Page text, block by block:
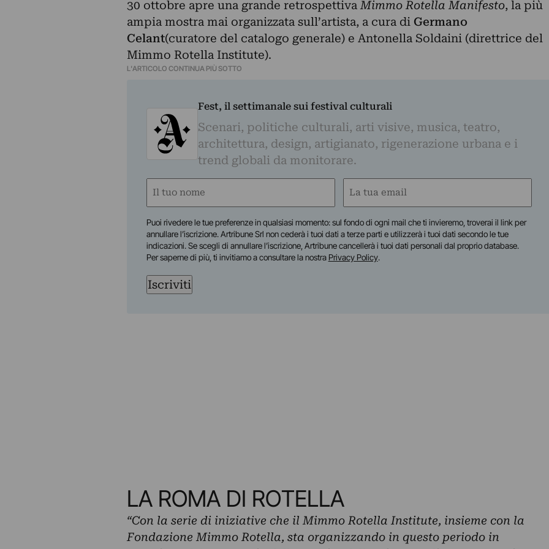
30 ottobre apre una grande retrospettiva Mimmo Rotella Manifesto, la più
ampia mostra mai organizzata sull’artista, a cura di Germano
Celant(curatore del catalogo generale) e Antonella Soldaini (direttrice del
Mimmo Rotella Institute).
L'ARTICOLO CONTINUA PIÙ SOTTO
Fest, il settimanale sui festival culturali
Scenari, politiche culturali, arti visive, musica, teatro,
architettura, design, artigianato, rigenerazione urbana e i
trend globali da monitorare.
Nome
Email
Puoi rivedere le tue preferenze in qualsiasi momento: sul fondo di ogni mail che ti invieremo, troverai il link per
annullare l’iscrizione. Artribune Srl non cederà i tuoi dati a terze parti e utilizzerà i tuoi dati secondo le tue
indicazioni. Se scegli di annullare l’iscrizione, Artribune cancellerà i tuoi dati personali dal proprio database.
Per saperne di più, ti invitiamo a consultare la nostra Privacy Policy.
Iscriviti
LA ROMA DI ROTELLA
“Con la serie di iniziative che il Mimmo Rotella Institute, insieme con la
Fondazione Mimmo Rotella, sta organizzando in questo periodo in